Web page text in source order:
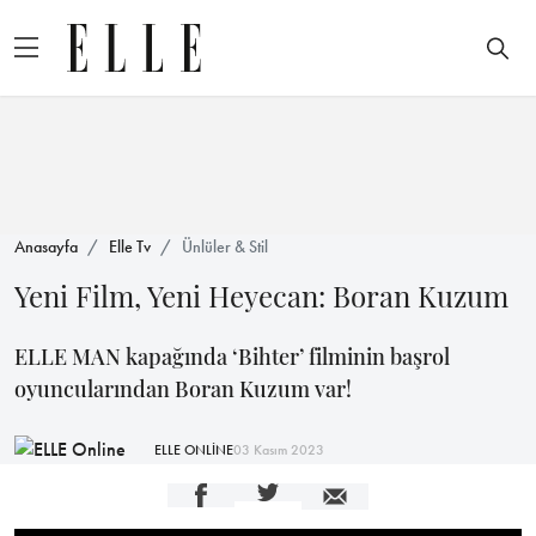
Anasayfa Elle Tv Ünlüler & Stil
Yeni Film, Yeni Heyecan: Boran Kuzum
ELLE MAN kapağında ‘Bihter’ filminin başrol
oyuncularından Boran Kuzum var!
ELLE ONLİNE03 Kasım 2023